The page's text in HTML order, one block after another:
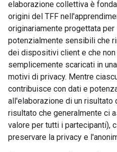
elaborazione collettiva è
origini del TFF
originariamente progettata
potenzialmente sensibili che
dei dispositivi client e che
semplicemente scaricati in
motivi di privacy. Mentre
contribuisce con dati e
all'elaborazione di un risultato
risultato che generalmente ci
valore per tutti i partecipanti),
preservare la privacy e